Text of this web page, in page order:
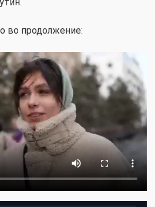
во продолжение: